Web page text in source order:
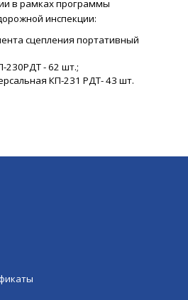
в рамках программы
инспекции:
сцепления портативный
230РДТ - 62 шт.;
КП-231 РДТ- 43 шт.